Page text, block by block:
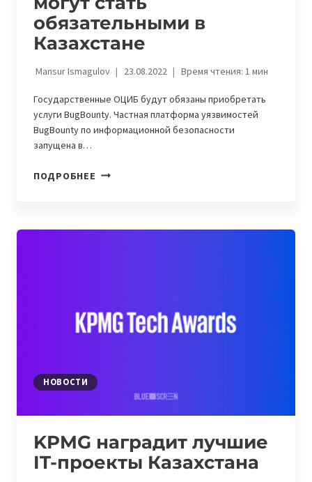
обязательными в
Казахстане
Mansur Ismagulov 23.08.2022 Время чтения: 1мин
Государственные ОЦИБ будут обязаны приобретать
услуги BugBounty. Частная платформа уязвимостей
BugBounty по информационной безопасности
запущена в…
ПОДРОБНЕЕ УСЛУГИ
НОВОСТИ
KPMG наградит лучшие
IT-проекты Казахстана